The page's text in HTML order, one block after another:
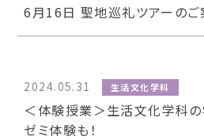
6月16日 聖地巡礼ツアーのご
2024.05.31 生活文化学科
＜体験授業＞生活文化学科の
ゼミ体験も！